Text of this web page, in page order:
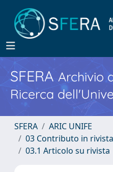
SFERA Archivio
Ricerca
SFERA
ARIC UNIFE
03 Contributo in
03.1 Articolo su rivista